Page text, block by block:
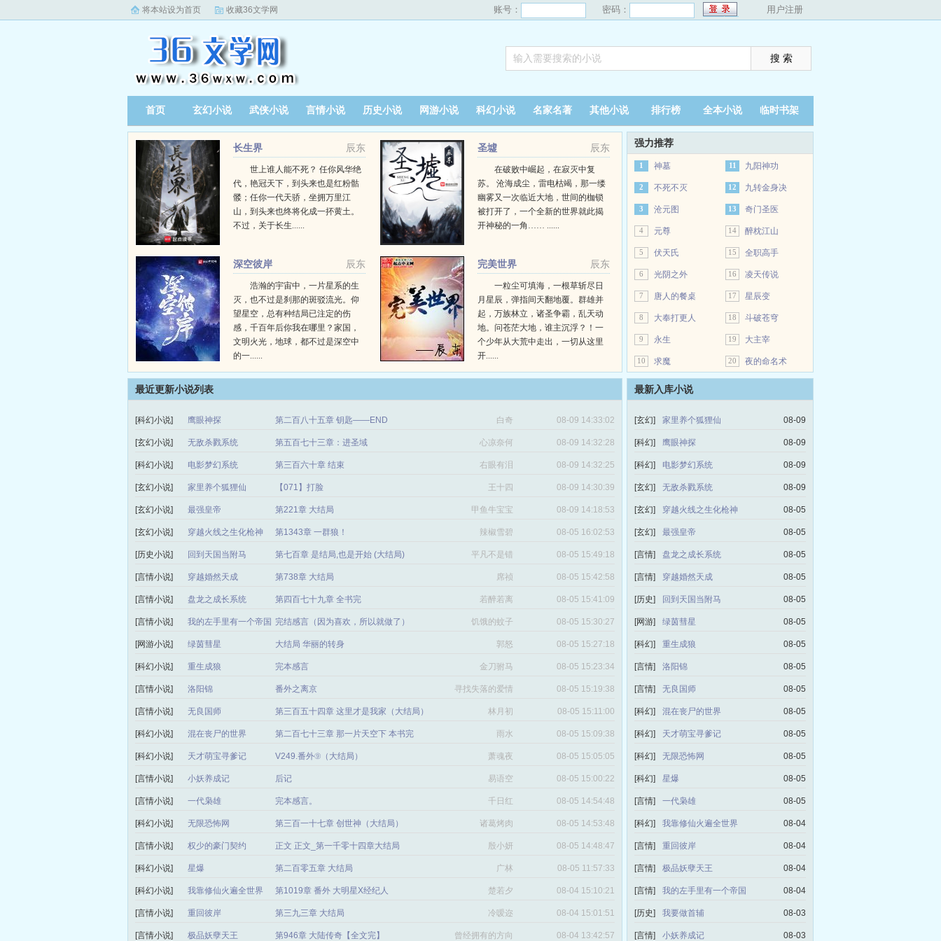
将本站设为首页 收藏36文学网 账号： 密码： 用户注册
首页 玄幻小说 武侠小说 言情小说 历史小说 网游小说 科幻小说 名家名著 其他小说 排行榜 全本小说 临时书架
辰东
长生界
世上谁人能不死？ 任你风华绝
代，艳冠天下，到头来也是红粉骷
髅；任你一代天骄，坐拥万里江
山，到头来也终将化成一抔黄土。
不过，关于长生......
辰东
圣墟
在破败中崛起，在寂灭中复
苏。 沧海成尘，雷电枯竭，那一缕
幽雾又一次临近大地，世间的枷锁
被打开了，一个全新的世界就此揭
开神秘的一角…… ......
辰东
深空彼岸
浩瀚的宇宙中，一片星系的生
灭，也不过是刹那的斑驳流光。仰
望星空，总有种结局已注定的伤
感，千百年后你我在哪里？家国，
文明火光，地球，都不过是深空中
的一......
辰东
完美世界
一粒尘可填海，一根草斩尽日
月星辰，弹指间天翻地覆。群雄并
起，万族林立，诸圣争霸，乱天动
地。问苍茫大地，谁主沉浮？！一
个少年从大荒中走出，一切从这里
开......
强力推荐
1 神墓
2 不死不灭
3 沧元图
4 元尊
5 伏天氏
6 光阴之外
7 唐人的餐桌
8 大奉打更人
9 永生
10 求魔
11 九阳神功
12 九转金身决
13 奇门圣医
14 醉枕江山
15 全职高手
16 凌天传说
17 星辰变
18 斗破苍穹
19 大主宰
20 夜的命名术
最近更新小说列表
[科幻小说] 鹰眼神探 第二百八十五章 钥匙——END 白奇 08-09 14:33:02
[玄幻小说] 无敌杀戮系统 第五百七十三章：进圣域 心凉奈何 08-09 14:32:28
[科幻小说] 电影梦幻系统 第三百六十章 结束 右眼有泪 08-09 14:32:25
[玄幻小说] 家里养个狐狸仙 【071】打脸 王十四 08-09 14:30:39
[玄幻小说] 最强皇帝 第221章 大结局 甲鱼牛宝宝 08-09 14:18:53
[玄幻小说] 穿越火线之生化枪神 第1343章 一群狼！ 辣椒雪碧 08-05 16:02:53
[历史小说] 回到天国当附马 第七百章 是结局,也是开始 (大结局) 平凡不是错 08-05 15:49:18
[言情小说] 穿越婚然天成 第738章 大结局 席祯 08-05 15:42:58
[言情小说] 盘龙之成长系统 第四百七十九章 全书完 若醉若离 08-05 15:41:09
[言情小说] 我的左手里有一个帝国 完结感言（因为喜欢，所以就做了） 饥饿的蚊子 08-05 15:30:27
[网游小说] 绿茵彗星 大结局 华丽的转身 郭怒 08-05 15:27:18
[科幻小说] 重生成狼 完本感言 金刀驸马 08-05 15:23:34
[言情小说] 洛阳锦 番外之离京 寻找失落的爱情 08-05 15:19:38
[言情小说] 无良国师 第三百五十四章 这里才是我家（大结局） 林月初 08-05 15:11:00
[科幻小说] 混在丧尸的世界 第二百七十三章 那一片天空下 本书完 雨水 08-05 15:09:38
[科幻小说] 天才萌宝寻爹记 V249.番外⑨（大结局） 萧魂夜 08-05 15:05:05
[言情小说] 小妖养成记 后记 易语空 08-05 15:00:22
[言情小说] 一代枭雄 完本感言。 千日红 08-05 14:54:48
[科幻小说] 无限恐怖网 第三百一十七章 创世神（大结局） 诸葛烤肉 08-05 14:53:48
[言情小说] 权少的豪门契约 正文 正文_第一千零十四章大结局 殷小妍 08-05 14:48:47
[科幻小说] 星爆 第二百零五章 大结局 广林 08-05 11:57:33
[科幻小说] 我靠修仙火遍全世界 第1019章 番外 大明星X经纪人 楚若夕 08-04 15:10:21
[言情小说] 重回彼岸 第三九三章 大结局 冷嗳迩 08-04 15:01:51
[言情小说] 极品妖孽天王 第946章 大陆传奇【全文完】 曾经拥有的方向 08-04 13:42:57
最新入库小说
[玄幻] 家里养个狐狸仙 08-09
[科幻] 鹰眼神探 08-09
[科幻] 电影梦幻系统 08-09
[玄幻] 无敌杀戮系统 08-09
[玄幻] 穿越火线之生化枪神 08-05
[玄幻] 最强皇帝 08-05
[言情] 盘龙之成长系统 08-05
[言情] 穿越婚然天成 08-05
[历史] 回到天国当附马 08-05
[网游] 绿茵彗星 08-05
[科幻] 重生成狼 08-05
[言情] 洛阳锦 08-05
[言情] 无良国师 08-05
[科幻] 混在丧尸的世界 08-05
[科幻] 天才萌宝寻爹记 08-05
[科幻] 无限恐怖网 08-05
[科幻] 星爆 08-05
[言情] 一代枭雄 08-05
[科幻] 我靠修仙火遍全世界 08-04
[言情] 重回彼岸 08-04
[言情] 极品妖孽天王 08-04
[言情] 我的左手里有一个帝国 08-04
[历史] 我要做首辅 08-03
[言情] 小妖养成记 08-03